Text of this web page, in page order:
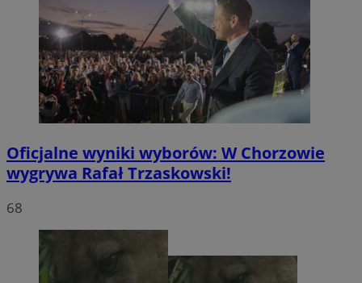
Oficjalne wyniki wyborów: W Chorzowie
wygrywa Rafał Trzaskowski!
68